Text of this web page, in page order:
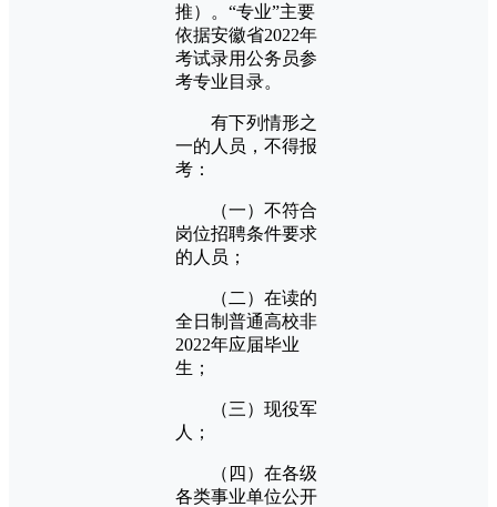
推）。“专业”主要
依据安徽省2022年
考试录用公务员参
考专业目录。
有下列情形之
一的人员，不得报
考：
（一）不符合
岗位招聘条件要求
的人员；
（二）在读的
全日制普通高校非
2022年应届毕业
生；
（三）现役军
人；
（四）在各级
各类事业单位公开